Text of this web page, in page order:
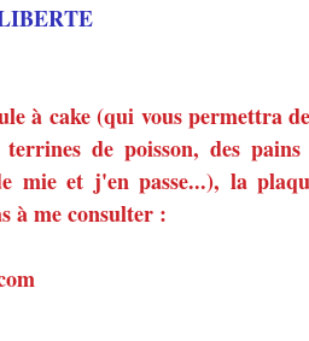
à cake (qui vous permettra
de poisson, des
mie et j'en passe...), la
à me consulter :